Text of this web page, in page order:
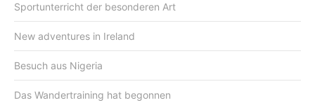
Sportunterricht der besonderen Art
New adventures in Ireland
Besuch aus Nigeria
Das Wandertraining hat begonnen